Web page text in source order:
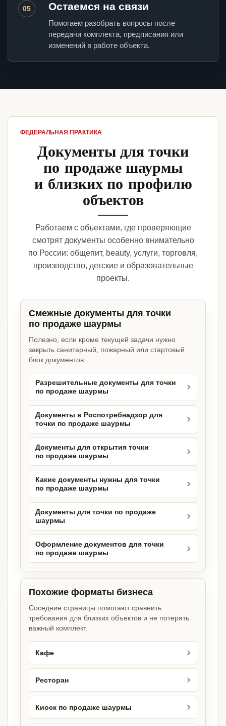
05 Остаемся на связи
Помогаем разобрать вопросы после
передачи комплекта, предписания или
изменений в работе объекта.
ФЕДЕРАЛЬНАЯ ПРАКТИКА
Документы для точки
по продаже шаурмы
и близких по профилю
объектов
Работаем с объектами, где проверяющие
смотрят документы особенно внимательно
по России: общепит, beauty, услуги, торговля,
производство, детские и образовательные
проекты.
Смежные документы для точки
по продаже шаурмы
Полезно, если кроме текущей задачи нужно
закрыть санитарный, пожарный или стартовый
блок документов.
Разрешительные документы для точки
по продаже шаурмы
Документы в Роспотребнадзор для
точки по продаже шаурмы
Документы для открытия точки
по продаже шаурмы
Какие документы нужны для точки
по продаже шаурмы
Документы для точки по продаже
шаурмы
Оформление документов для точки
по продаже шаурмы
Похожие форматы бизнеса
Соседние страницы помогают сравнить
требования для близких объектов и не потерять
важный комплект.
Кафе
Ресторан
Киоск по продаже шаурмы